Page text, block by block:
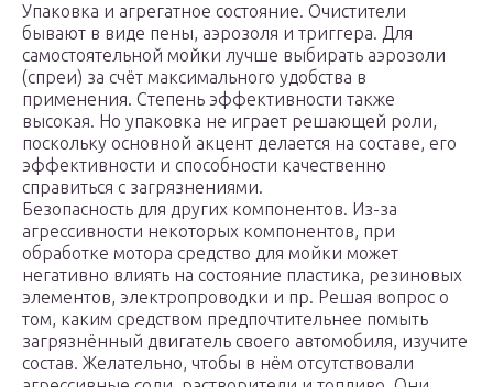
Упаковка и агрегатное состояние. Очистители
бывают в виде пены, аэрозоля и триггера. Для
самостоятельной мойки лучше выбирать аэрозоли
(спреи) за счёт максимального удобства в
применения. Степень эффективности также
высокая. Но упаковка не играет решающей роли,
поскольку основной акцент делается на составе, его
эффективности и способности качественно
справиться с загрязнениями.
Безопасность для других компонентов. Из-за
агрессивности некоторых компонентов, при
обработке мотора средство для мойки может
негативно влиять на состояние пластика, резиновых
элементов, электропроводки и пр. Решая вопрос о
том, каким средством предпочтительнее помыть
загрязнённый двигатель своего автомобиля, изучите
состав. Желательно, чтобы в нём отсутствовали